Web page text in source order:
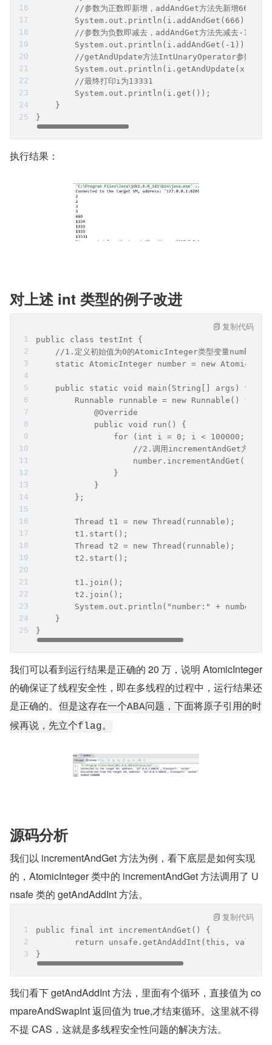
//参数为正数即新增，addAndGet方法先新增666再返
        System.out.println(i.addAndGet(666));
//参数为负数即减去，addAndGet方法先减去-1再返
        System.out.println(i.addAndGet(-1));
//getAndUpdate方法IntUnaryOperator参数是一个
System.out.println(i.getAndUpdate(x ->
        //最终打印i为13331
        System.out.println(i.get());
    }
}
执行结果：
对上述 int 类型的例子改进
public class testInt {
    //1.定义初始值为0的AtomicInteger类型变量number
static AtomicInteger number = new
public static void main(String[] args)
        Runnable runnable = new Runnable() {
            @Override
            public void run() {
for (int i = 0; i < 100000; i++)
//2.调用incrementAndGet方法，实
                    number.incrementAndGet();
                }
            }
        };
        Thread t1 = new Thread(runnable);
        t1.start();
        Thread t2 = new Thread(runnable);
        t2.start();
        t1.join();
        t2.join();
System.out.println("number:" +
    }
}
复制代码
我们可以看到运行结果是正确的 20 万，说明 AtomicInteger
的确保证了线程安全性，即在多线程的过程中，运行结果还
是正确的。
但是这存在一个ABA问题，下面将原子引用的时
候再说，先立个flag。
源码分析
我们以 incrementAndGet 方法为例，看下底层是如何实现
的，AtomicInteger 类中的 incrementAndGet 方法调用了 U
nsafe 类的 getAndAddInt 方法。
public final int incrementAndGet() {
return unsafe.getAndAddInt(this,
}
复制代码
我们看下 getAndAddInt 方法，里面有个循环，直接值为 co
mpareAndSwapInt 返回值为 true,才结束循环。这里就不得
不提 CAS，这就是多线程安全性问题的解决方法。